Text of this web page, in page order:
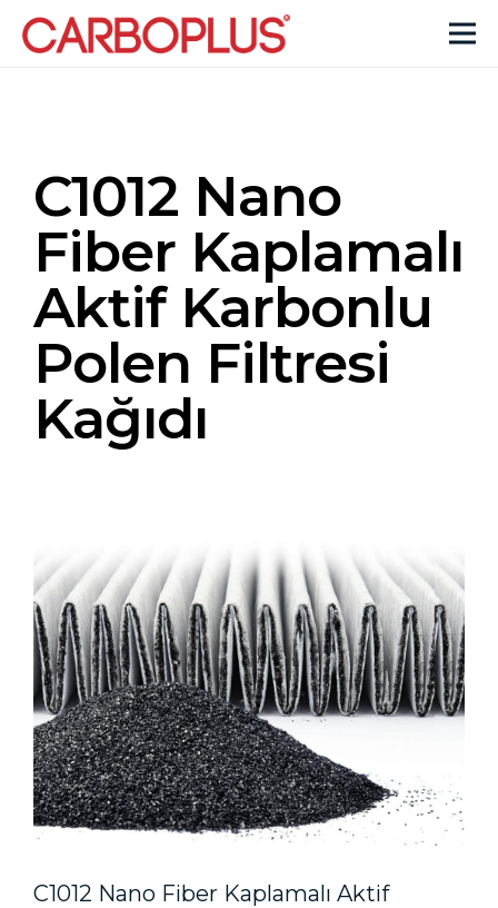
C1012 Nano
Fiber Kaplamalı
Aktif Karbonlu
Polen Filtresi
Kağıdı
C1012 Nano Fiber Kaplamalı Aktif